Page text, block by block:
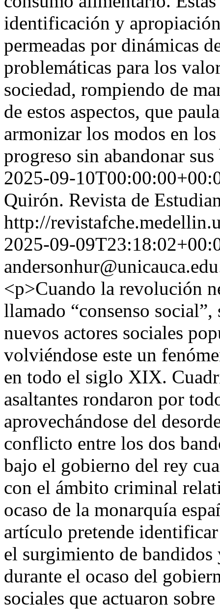
identificación y
permeadas por dinámicas
problemáticas para los
sociedad, rompiendo de
de estos aspectos, que
armonizar los modos en
progreso sin abandonar
2025-09-
Quirón. Revista de
http://
2025-09-
<p>Cuando la revolución
llamado “consenso
nuevos actores sociales
volviéndose este un
en todo el siglo XIX.
asaltantes rondaron por
aprovechándose del
conflicto entre los dos
bajo el gobierno del rey
con el ámbito criminal
ocaso de la monarquía
artículo pretende
el surgimiento de
durante el ocaso del
sociales que actuaron